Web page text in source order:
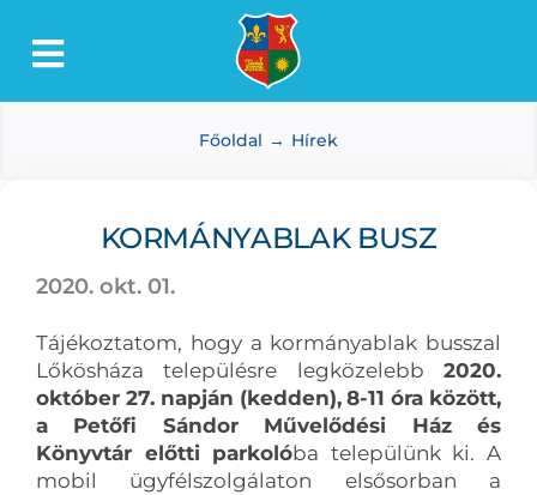
Toggle
Lőkösháza
Dokumentumtár
Média
Választás
Főoldal Hírek
KORMÁNYABLAK BUSZ
2020. okt. 01.
Tájékoztatom, hogy a kormányablak busszal
Lőkösháza településre legközelebb2020.
október 27. napján (kedden), 8-11 óra között,
a Petőfi Sándor Művelődési Ház és
Könyvtár előtti parkolóba települünk ki. A
mobil ügyfélszolgálaton elsősorban a